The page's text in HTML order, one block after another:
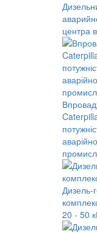
центра
Дизель-
20 - 50